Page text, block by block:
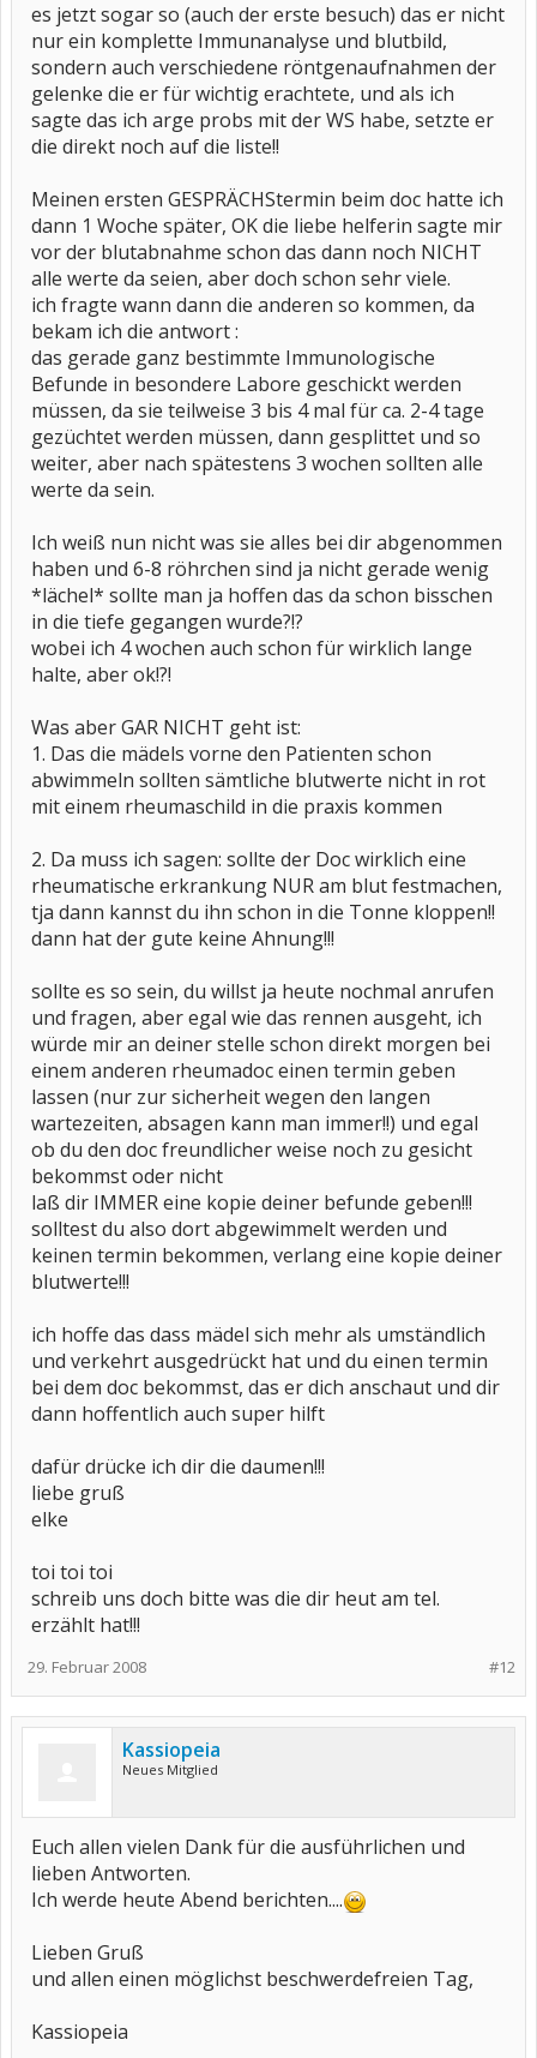
es jetzt sogar so (auch der erste besuch) das er nicht
nur ein komplette Immunanalyse und blutbild,
sondern auch verschiedene röntgenaufnahmen der
gelenke die er für wichtig erachtete, und als ich
sagte das ich arge probs mit der WS habe, setzte er
die direkt noch auf die liste!!
Meinen ersten GESPRÄCHStermin beim doc hatte ich
dann 1 Woche später, OK die liebe helferin sagte mir
vor der blutabnahme schon das dann noch NICHT
alle werte da seien, aber doch schon sehr viele.
ich fragte wann dann die anderen so kommen, da
bekam ich die antwort :
das gerade ganz bestimmte Immunologische
Befunde in besondere Labore geschickt werden
müssen, da sie teilweise 3 bis 4 mal für ca. 2-4 tage
gezüchtet werden müssen, dann gesplittet und so
weiter, aber nach spätestens 3 wochen sollten alle
werte da sein.
Ich weiß nun nicht was sie alles bei dir abgenommen
haben und 6-8 röhrchen sind ja nicht gerade wenig
*lächel* sollte man ja hoffen das da schon bisschen
in die tiefe gegangen wurde?!?
wobei ich 4 wochen auch schon für wirklich lange
halte, aber ok!?!
Was aber GAR NICHT geht ist:
1. Das die mädels vorne den Patienten schon
abwimmeln sollten sämtliche blutwerte nicht in rot
mit einem rheumaschild in die praxis kommen
2. Da muss ich sagen: sollte der Doc wirklich eine
rheumatische erkrankung NUR am blut festmachen,
tja dann kannst du ihn schon in die Tonne kloppen!!
dann hat der gute keine Ahnung!!!
sollte es so sein, du willst ja heute nochmal anrufen
und fragen, aber egal wie das rennen ausgeht, ich
würde mir an deiner stelle schon direkt morgen bei
einem anderen rheumadoc einen termin geben
lassen (nur zur sicherheit wegen den langen
wartezeiten, absagen kann man immer!!) und egal
ob du den doc freundlicher weise noch zu gesicht
bekommst oder nicht
laß dir IMMER eine kopie deiner befunde geben!!!
solltest du also dort abgewimmelt werden und
keinen termin bekommen, verlang eine kopie deiner
blutwerte!!!
ich hoffe das dass mädel sich mehr als umständlich
und verkehrt ausgedrückt hat und du einen termin
bei dem doc bekommst, das er dich anschaut und dir
dann hoffentlich auch super hilft
dafür drücke ich dir die daumen!!!
liebe gruß
elke
toi toi toi
schreib uns doch bitte was die dir heut am tel.
erzählt hat!!!
#12
29. Februar 2008
Kassiopeia
Neues Mitglied
Euch allen vielen Dank für die ausführlichen und
lieben Antworten.
Ich werde heute Abend berichten....
Lieben Gruß
und allen einen möglichst beschwerdefreien Tag,
Kassiopeia